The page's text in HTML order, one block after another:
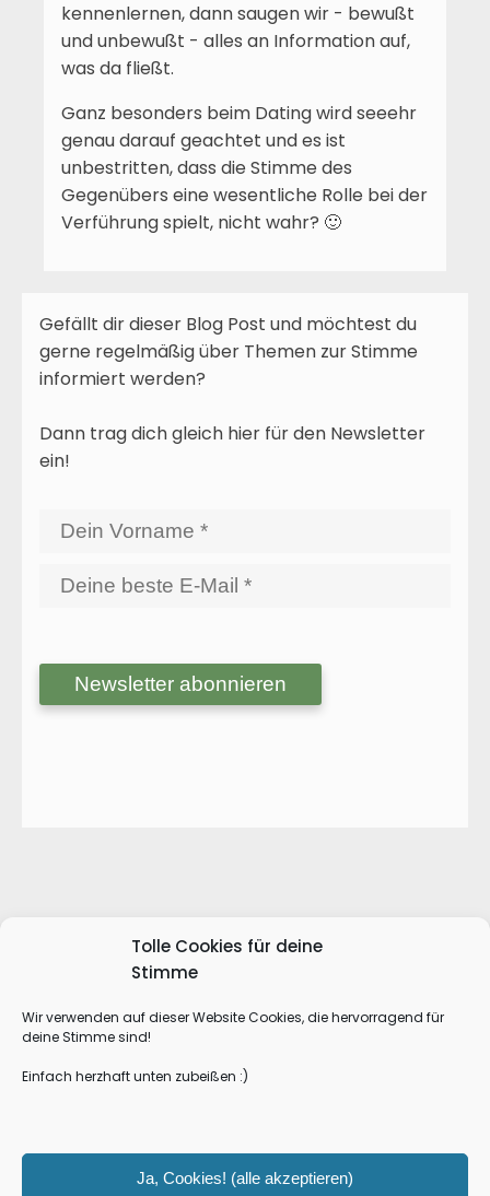
Tolle Cookies für deine
Stimme
Wir verwenden auf dieser Website Cookies, die hervorragend für
deine Stimme sind!
Einfach herzhaft unten zubeißen :)
Ja, Cookies! (alle akzeptieren)
kennenlernen, dann saugen wir - bewußt
und unbewußt - alles an Information auf,
was da fließt.
Ganz besonders beim Dating wird seeehr
genau darauf geachtet und es ist
unbestritten, dass die Stimme des
Gegenübers eine wesentliche Rolle bei der
Verführung spielt, nicht wahr? 🙂
Gefällt dir dieser Blog Post und möchtest du
gerne regelmäßig über Themen zur Stimme
informiert werden?
Dann trag dich gleich hier für den Newsletter
ein!
Impressum
Datenschutzerklärung
Cookie-Richtlinie (EU)